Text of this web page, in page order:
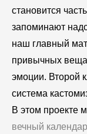
становится
запоминают
наш главный
привычных
эмоции. Второй
система
В этом проекте
вечный